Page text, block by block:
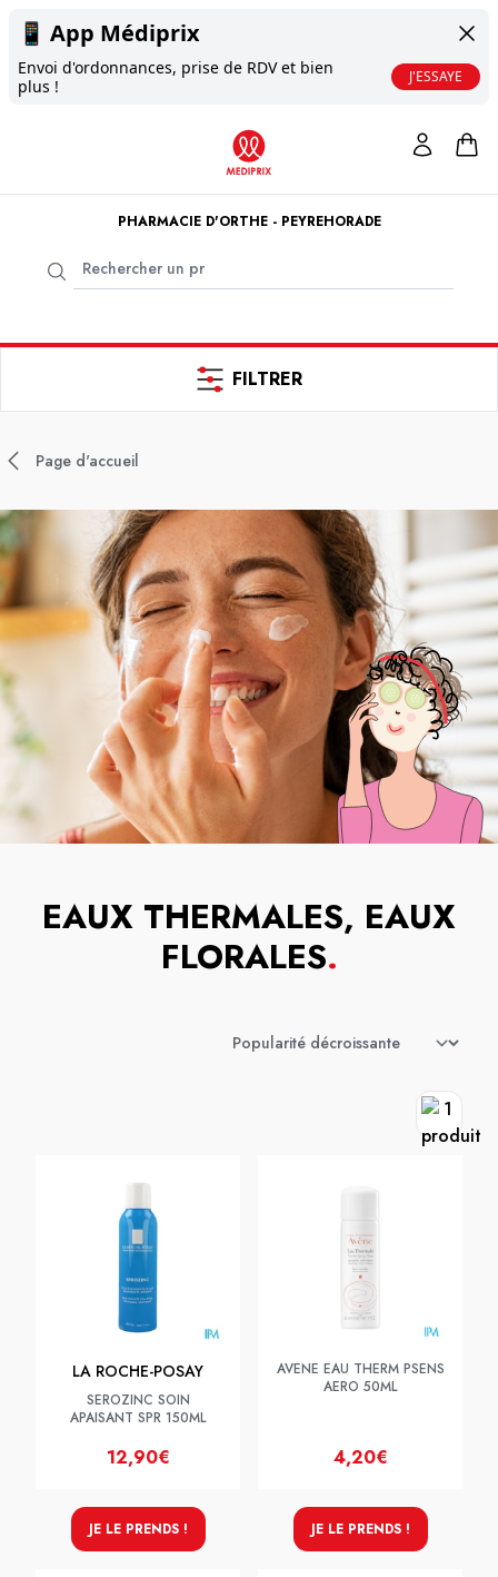
📱 App Médiprix
Envoi d'ordonnances, prise de RDV et bien
plus !
J'ESSAYE
PHARMACIE D'ORTHE - PEYREHORADE
FILTRER
Page d'accueil
EAUX THERMALES, EAUX
FLORALES.
LA ROCHE-POSAY
SEROZINC SOIN
APAISANT SPR 150ML
12,90€
JE LE PRENDS !
AVENE EAU THERM PSENS
AERO 50ML
4,20€
JE LE PRENDS !